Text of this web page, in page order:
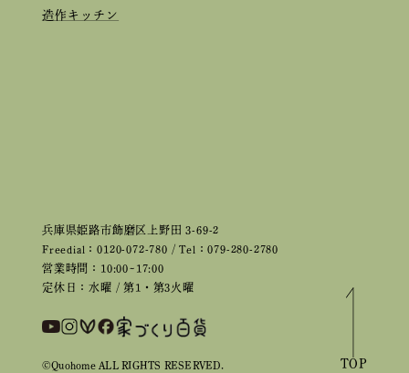
兵庫県姫路市飾磨区上野田 3-69-2
Freedial：0120-072-780 / Tel：079-280-2780
営業時間：10:00~17:00
定休日：水曜 / 第1・第3火曜
造作キッチン
©Quohome ALL RIGHTS RESERVED. TOP